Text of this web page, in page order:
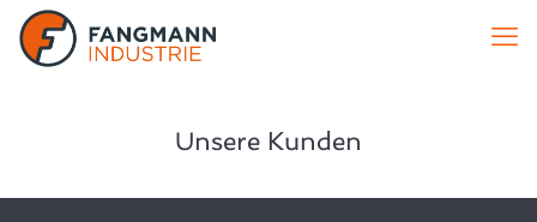
Unsere Kunden